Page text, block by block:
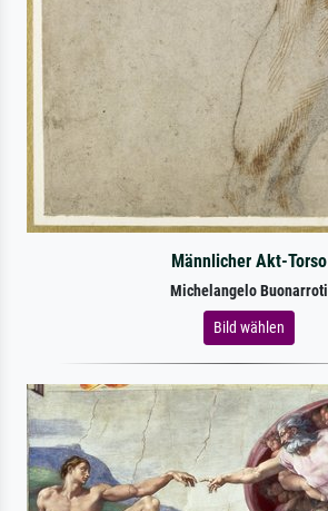
Männlicher Akt-Torso
Michelangelo Buonarroti
Bild wählen